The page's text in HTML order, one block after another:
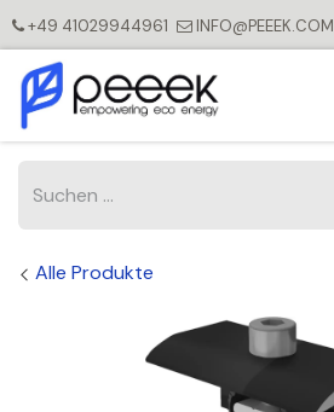
+49 41029944961 INFO@PEEEK.COM
Alle Produkte